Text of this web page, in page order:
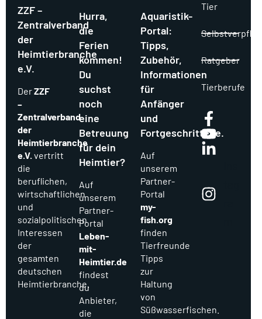
ZZF –
Zentralverband
der
Heimtierbranche
e.V.
DerZZF
–
Zentralverband
der
Heimtierbranche
e.V. vertritt
die
beruflichen,
wirtschaftlichen
und
sozialpolitischen
Interessen
der
gesamten
deutschen
Heimtierbranche.
Hurra,
die
Ferien
kommen!
Du
suchst
noch
eine
Betreuung
für dein
Heimtier?
Auf
unserem
Partner-
Portal
Leben-
mit-
Heimtier.de
findest
du
Anbieter,
die
Aquaristik-
Portal:
Tipps,
Zubehör,
Informationen
für
Anfänger
und
Fortgeschrittene.
Auf
unserem
Partner-
Portal
my-
fish.org
finden
Tierfreunde
Tipps
zur
Haltung
von
Süßwasserfischen.
Tier
Ratgeber
Tierberufe